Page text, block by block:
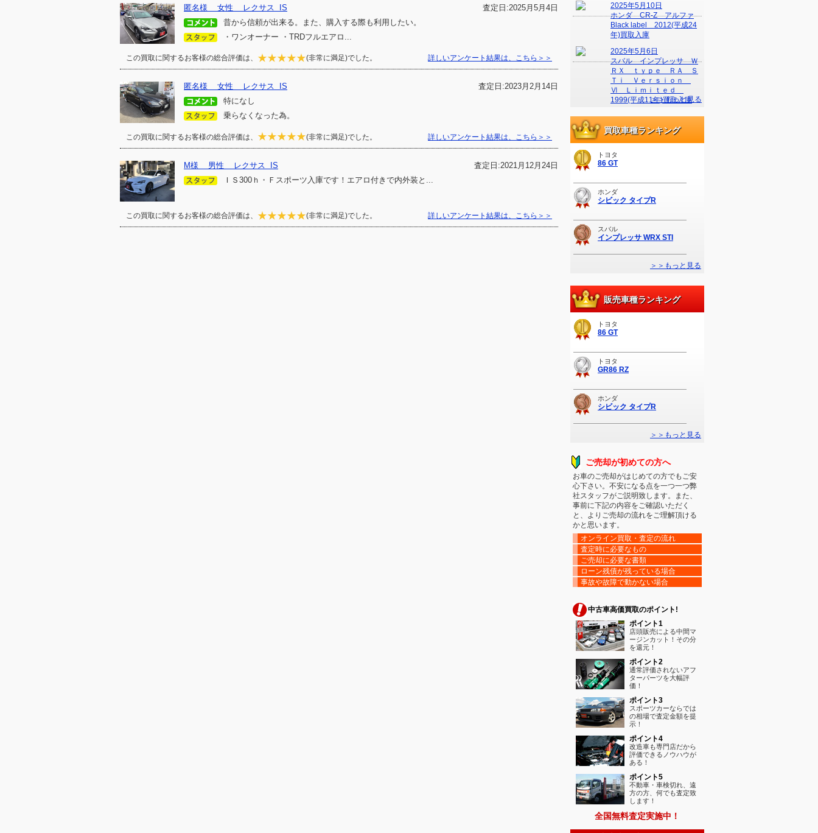
匿名様 女性 レクサス IS
査定日:2025月5月4日
昔から信頼が出来る。また、購入する際も利用したい。
・ワンオーナー ・TRDフルエアロ...
この買取に関するお客様の総合評価は、 (非常に満足)でした。 詳しいアンケート結果は、こちら＞＞
匿名様 女性 レクサス IS
査定日:2023月2月14日
特になし
乗らなくなった為。
この買取に関するお客様の総合評価は、 (非常に満足)でした。 詳しいアンケート結果は、こちら＞＞
M様 男性 レクサス IS
査定日:2021月12月24日
ＩＳ300ｈ・Ｆスポーツ入庫です！エアロ付きで内外装と...
この買取に関するお客様の総合評価は、 (非常に満足)でした。 詳しいアンケート結果は、こちら＞＞
2025年5月10日
ホンダ CR-Z アルファ
Black label 2012(平成24
年)買取入庫
2025年5月6日
スバル インプレッサ Ｗ
ＲＸ ｔｙｐｅ ＲＡ Ｓ
Ｔｉ Ｖｅｒｓｉｏｎ
Ⅵ Ｌｉｍｉｔｅｄ
1999(平成11年)買取入庫
＞＞もっと見る
買取車種ランキング
トヨタ
86 GT
ホンダ
シビック タイプR
スバル
インプレッサ WRX STI
＞＞もっと見る
販売車種ランキング
トヨタ
86 GT
トヨタ
GR86 RZ
ホンダ
シビック タイプR
＞＞もっと見る
ご売却が初めての方へ
お車のご売却がはじめての方でもご安
心下さい。不安になる点を一つ一つ弊
社スタッフがご説明致します。また、
事前に下記の内容をご確認いただく
と、よりご売却の流れをご理解頂ける
かと思います。
オンライン買取・査定の流れ
査定時に必要なもの
ご売却に必要な書類
ローン残債が残っている場合
事故や故障で動かない場合
中古車高価買取のポイント!
ポイント1
店頭販売による中間マ
ージンカット！その分
を還元！
ポイント2
通常評価されないアフ
ターパーツを大幅評
価！
ポイント3
スポーツカーならでは
の相場で査定金額を提
示！
ポイント4
改造車も専門店だから
評価できるノウハウが
ある！
ポイント5
不動車・車検切れ、遠
方の方、何でも査定致
します！
全国無料査定実施中！